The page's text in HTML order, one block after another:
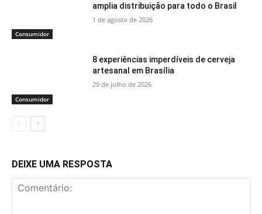
Consumidor
amplia distribuição para todo o Brasil
1 de agosto de 2026
Consumidor
8 experiências imperdíveis de cerveja
artesanal em Brasília
29 de julho de 2026
DEIXE UMA RESPOSTA